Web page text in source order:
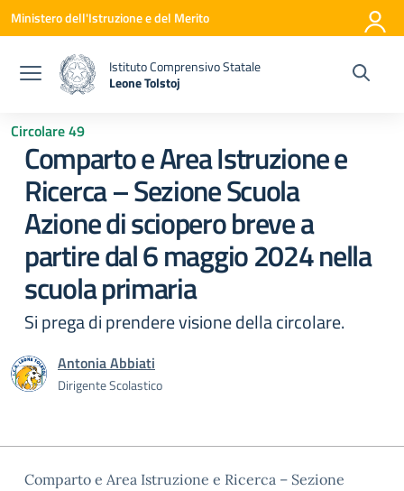
Vai ai contenuti
Vai al menu di navigazione
Vai al footer
Ministero dell'Istruzione e del Merito
Istituto Comprensivo Statale
Leone Tolstoj
Circolare 49
Comparto e Area Istruzione e
Ricerca – Sezione Scuola
Azione di sciopero breve a
partire dal 6 maggio 2024 nella
scuola primaria
Si prega di prendere visione della circolare.
Antonia Abbiati
Dirigente Scolastico
Comparto e Area Istruzione e Ricerca – Sezione